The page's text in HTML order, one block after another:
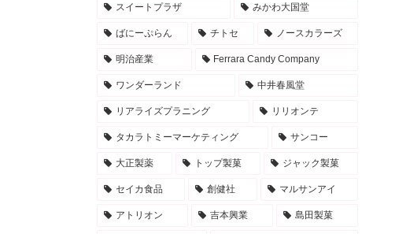
スイートプラザ みかわ大国堂
ばにーぷらん チトセ ノースカラーズ
明治産業 Ferrara Candy Company
ワンダーランド 中井春風堂
リアライズプラニング リリオンテ
タカラトミーマーケティング サンコー
大正製薬 トップ製菓 ジャック製菓
セイカ食品 創健社 マルサンアイ
アトリオン 吉本興業 島田製菓